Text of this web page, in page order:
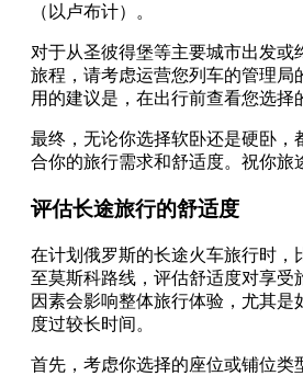
（以卢布计）。
对于从圣彼得堡等主要城市出发或
旅程，请考虑运营您列车的管理局
用的建议是，在出行前查看您选择
最终，无论你选择软卧还是硬卧，
合你的旅行需求和舒适度。祝你旅
评估长途旅行的舒适度
在计划俄罗斯的长途火车旅行时，
至莫斯科路线，评估舒适度对享受
因素会影响整体旅行体验，尤其是
度过较长时间。
首先，考虑你选择的座位或铺位类